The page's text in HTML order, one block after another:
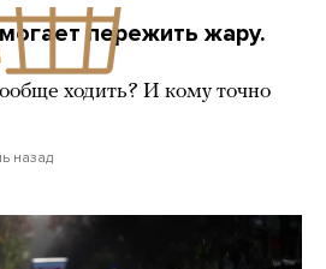
пережить жару.
ходить? И кому точно
назад